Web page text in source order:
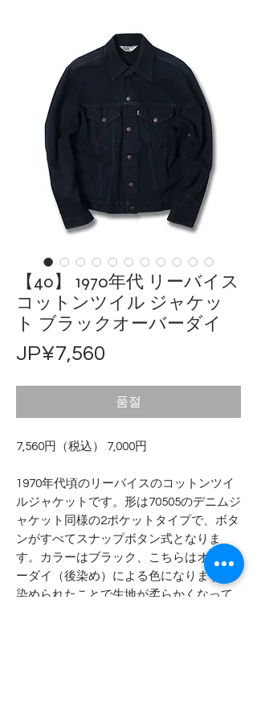
【40】 1970年代 リーバイス
コットンツイル ジャケッ
ト ブラックオーバーダイ
JP¥7,560
품절
7,560円（税込） 7,000円
1970年代頃のリーバイスのコットンツイ
ルジャケットです。形は70505のデニムジ
ャケット同様の2ポケットタイプで、ボタ
ンがすべてスナップボタン式となりま
す。カラーはブラック、こちらはオーバ
ーダイ（後染め）による色になります。
染められたことで生地が柔らかくなって